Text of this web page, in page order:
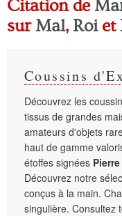
Citation de
sur Mal, Roiet
Coussins
Découvrez les
tissus de grandes
amateurs d'objets
haut de gamme
étoffes signées
Découvrez notre
conçus à la main.
singulière. Consultez